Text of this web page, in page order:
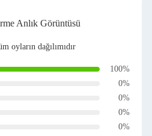
Anlık Görüntüsü
oyların dağılımıdır
100%
0%
0%
0%
0%